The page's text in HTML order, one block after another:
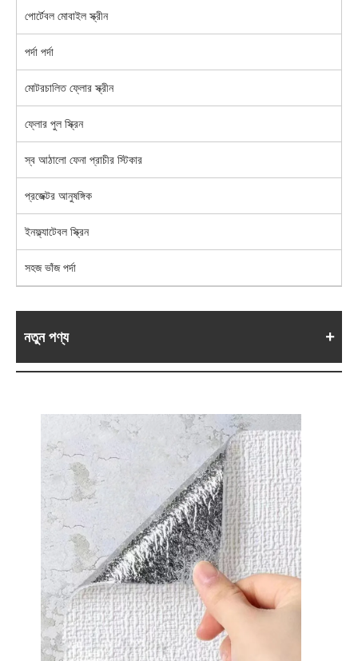
পোর্টেবল মোবাইল স্ক্রীন
পর্দা পর্দা
মোটরচালিত ফ্লোর স্ক্রীন
ফ্লোর পুল স্ক্রিন
স্ব আঠালো ফেনা প্রাচীর স্টিকার
প্রজেক্টর আনুষঙ্গিক
ইনফ্ল্যাটেবল স্ক্রিন
সহজ ভাঁজ পর্দা
নতুন পণ্য